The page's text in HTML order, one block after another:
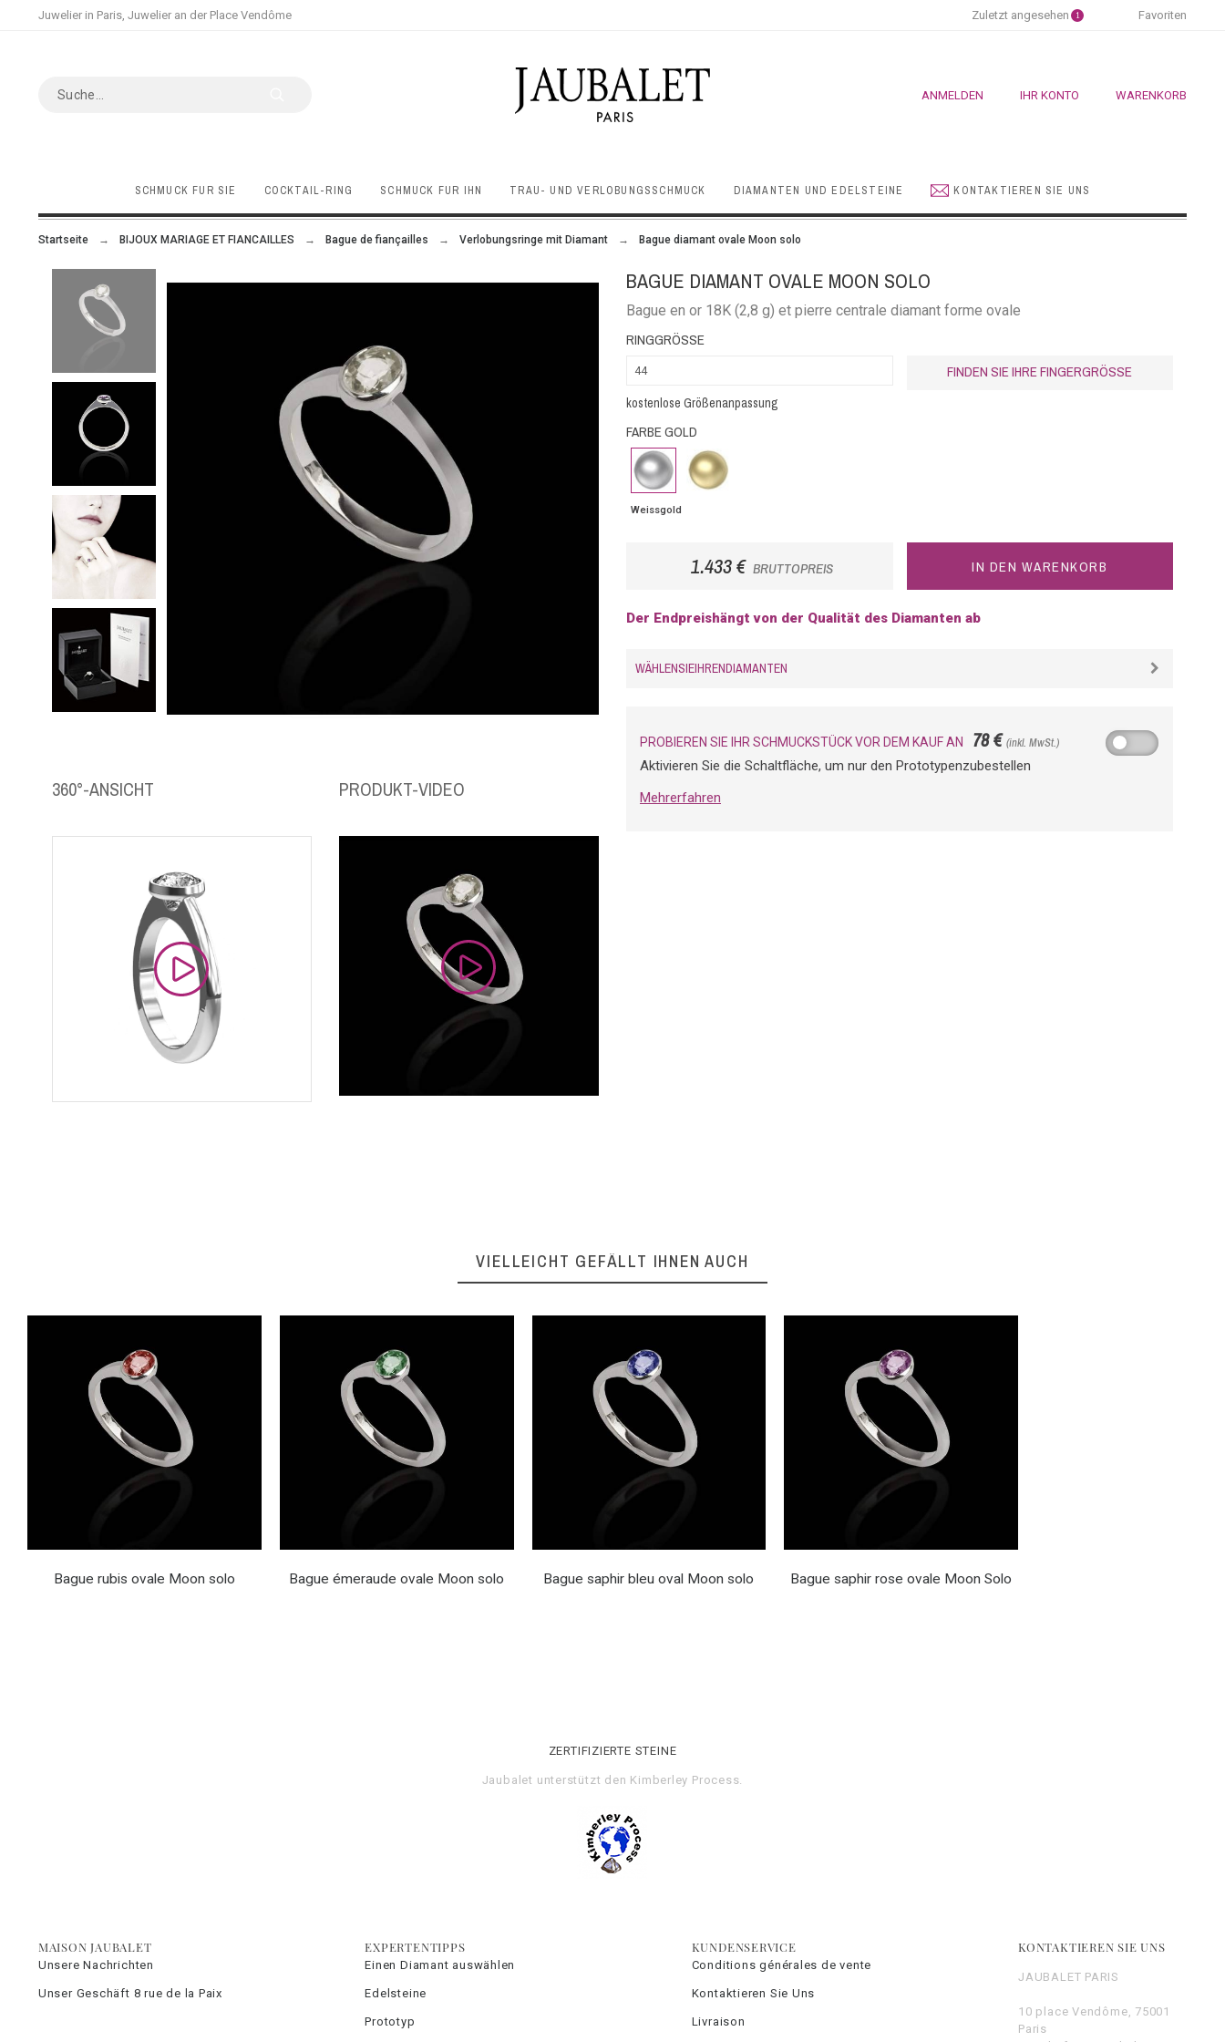
Juwelier in Paris, Juwelier an der Place Vendôme Zuletzt angesehen 1 Favoriten
ANMELDEN IHR KONTO WARENKORB
SCHMUCK FÜR SIE COCKTAIL-RING SCHMUCK FÜR IHN TRAU- UND VERLOBUNGSSCHMUCK DIAMANTEN UND EDELSTEINE KONTAKTIEREN SIE UNS
Startseite BIJOUX MARIAGE ET FIANCAILLES Bague de fiançailles Verlobungsringe mit Diamant Bague diamant ovale Moon solo
360°-ANSICHT PRODUKT-VIDEO
BAGUE DIAMANT OVALE MOON SOLO
Bague en or 18K (2,8 g) et pierre centrale diamant forme ovale
RINGGRÖSSE
kostenlose Größenanpassung
FINDEN SIE IHRE FINGERGRÖSSE
FARBE GOLD
Weissgold
Weissgold
Gelbgold
1.433 € BRUTTOPREIS IN DEN WARENKORB
Der Endpreishängt von der Qualität des Diamanten ab
WÄHLENSIEIHRENDIAMANTEN
PROBIEREN SIE IHR SCHMUCKSTÜCK VOR DEM KAUF AN 78 €(inkl. MwSt.)
Aktivieren Sie die Schaltfläche, um nur den Prototypenzubestellen
Mehrerfahren
VIELLEICHT GEFÄLLT IHNEN AUCH
Bague rubis ovale Moon solo Bague émeraude ovale Moon solo Bague saphir bleu oval Moon solo Bague saphir rose ovale Moon Solo
ZERTIFIZIERTE STEINE
Jaubalet unterstützt den Kimberley Process
MAISON JAUBALET
Unsere Nachrichten
Unser Geschäft 8 rue de la Paix
EXPERTENTIPPS
Einen Diamant auswählen
Edelsteine
Prototyp
KUNDENSERVICE
Conditions générales de vente
Kontaktieren Sie Uns
Livraison
KONTAKTIEREN SIE UNS
JAUBALET PARIS
10 place Vendôme, 75001
Paris